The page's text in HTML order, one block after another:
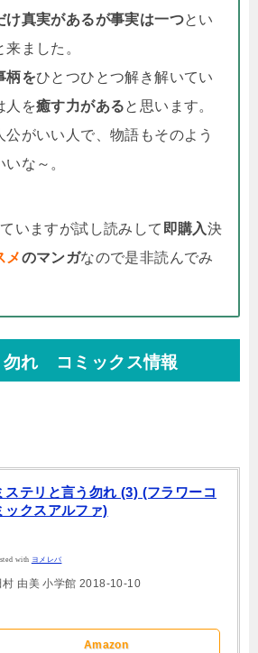
け真実があるが事実は一つとい
ました。
柄をひとつひとつ解き解いてい
人を癒す力があると思います。
公がいい人で、物語もそのよう
な～。
いますが試し読みして 即購入決
メのマンガなので是非読んでみ
勿れ コミックス情報
ステリと言う勿れ (3) (フラワーコ
ックスアルファ)
with ヨメレバ
村 由美 小学館 2018-10-10
Amazon